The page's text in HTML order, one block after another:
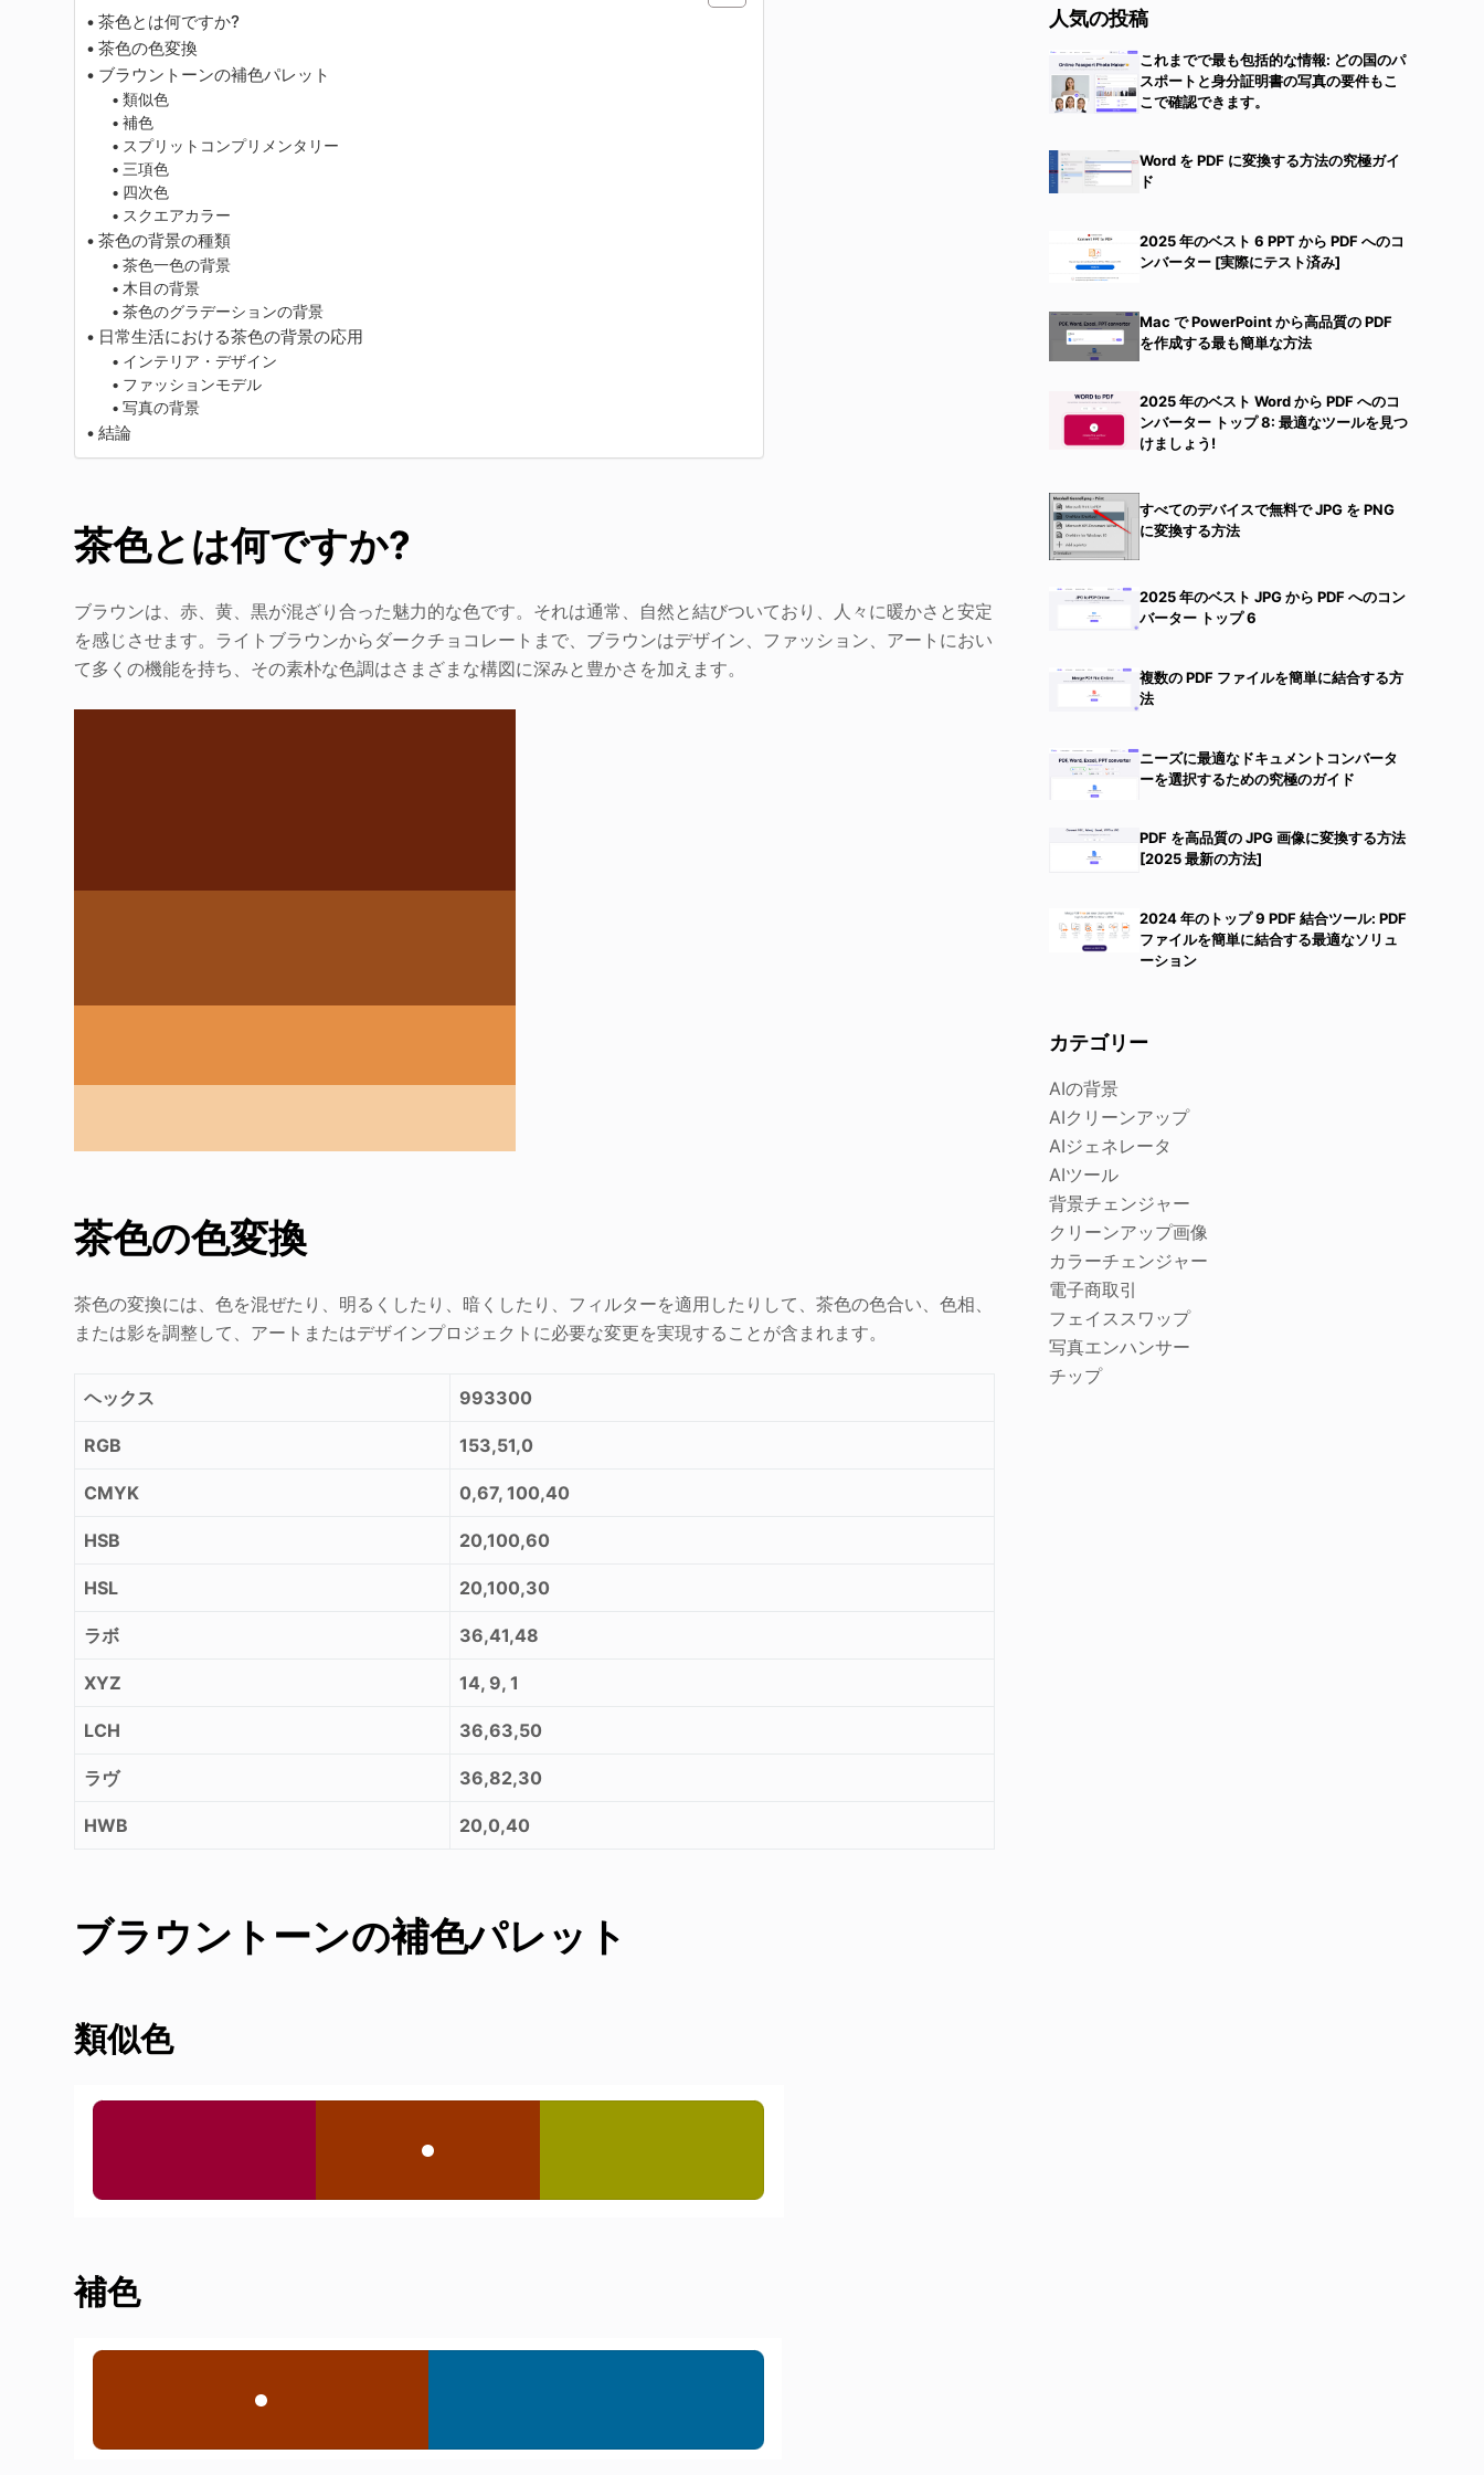
茶色とは何ですか?
茶色の色変換
ブラウントーンの補色パレット
類似色
補色
スプリットコンプリメンタリー
三項色
四次色
スクエアカラー
茶色の背景の種類
茶色一色の背景
木目の背景
茶色のグラデーションの背景
日常生活における茶色の背景の応用
インテリア・デザイン
ファッションモデル
写真の背景
結論
茶色とは何ですか?
ブラウンは、赤、黄、黒が混ざり合った魅力的な色です。それは通常、自然と結びついており、人々に暖かさと安定
を感じさせます。ライトブラウンからダークチョコレートまで、ブラウンはデザイン、ファッション、アートにおい
て多くの機能を持ち、その素朴な色調はさまざまな構図に深みと豊かさを加えます。
茶色の色変換
茶色の変換には、色を混ぜたり、明るくしたり、暗くしたり、フィルターを適用したりして、茶色の色合い、色相、
または影を調整して、アートまたはデザインプロジェクトに必要な変更を実現することが含まれます。
ヘックス 993300
RGB 153,51,0
CMYK 0,67, 100,40
HSB 20,100,60
HSL 20,100,30
ラボ 36,41,48
XYZ 14, 9, 1
LCH 36,63,50
ラヴ 36,82,30
HWB 20,0,40
ブラウントーンの補色パレット
類似色
補色
人気の投稿
これまでで最も包括的な情報: どの国のパ
スポートと身分証明書の写真の要件もこ
こで確認できます。
Word を PDF に変換する方法の究極ガイ
ド
2025 年のベスト 6 PPT から PDF へのコ
ンバーター [実際にテスト済み]
Mac で PowerPoint から高品質の PDF
を作成する最も簡単な方法
2025 年のベスト Word から PDF へのコ
ンバーター トップ 8: 最適なツールを見つ
けましょう!
すべてのデバイスで無料で JPG を PNG
に変換する方法
2025 年のベスト JPG から PDF へのコン
バーター トップ 6
複数の PDF ファイルを簡単に結合する方
法
ニーズに最適なドキュメントコンバータ
ーを選択するための究極のガイド
PDF を高品質の JPG 画像に変換する方法
[2025 最新の方法]
2024 年のトップ 9 PDF 結合ツール: PDF
ファイルを簡単に結合する最適なソリュ
ーション
カテゴリー
AIの背景
AIクリーンアップ
AIジェネレータ
AIツール
背景チェンジャー
クリーンアップ画像
カラーチェンジャー
電子商取引
フェイススワップ
写真エンハンサー
チップ